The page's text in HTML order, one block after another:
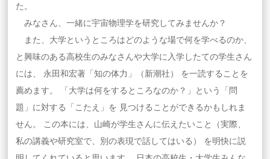
た。
みなさん、一緒に宇宙物理学を研究してみませんか？
また、大学というところはどのような場で何を学べるのか、
と興味のある高校生のみなさんや大学に入学したての学生さん
には、 永田和宏著「知の体力」（新潮社） を一読することを
薦めます。 「大学は何をするところなのか？」という「問
題」に対する「こたえ」を 見つけることができるかもしれま
せん。 この本には、山崎が学生さんに伝えたいこと（実際、
私の講義や研究室で、別の表現で話してはいる） を明快に説